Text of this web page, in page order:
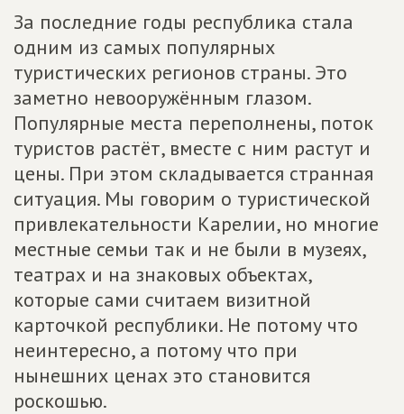
За последние годы республика стала
одним из самых популярных
туристических регионов страны. Это
заметно невооружённым глазом.
Популярные места переполнены, поток
туристов растёт, вместе с ним растут и
цены. При этом складывается странная
ситуация. Мы говорим о туристической
привлекательности Карелии, но многие
местные семьи так и не были в музеях,
театрах и на знаковых объектах,
которые сами считаем визитной
карточкой республики. Не потому что
неинтересно, а потому что при
нынешних ценах это становится
роскошью.